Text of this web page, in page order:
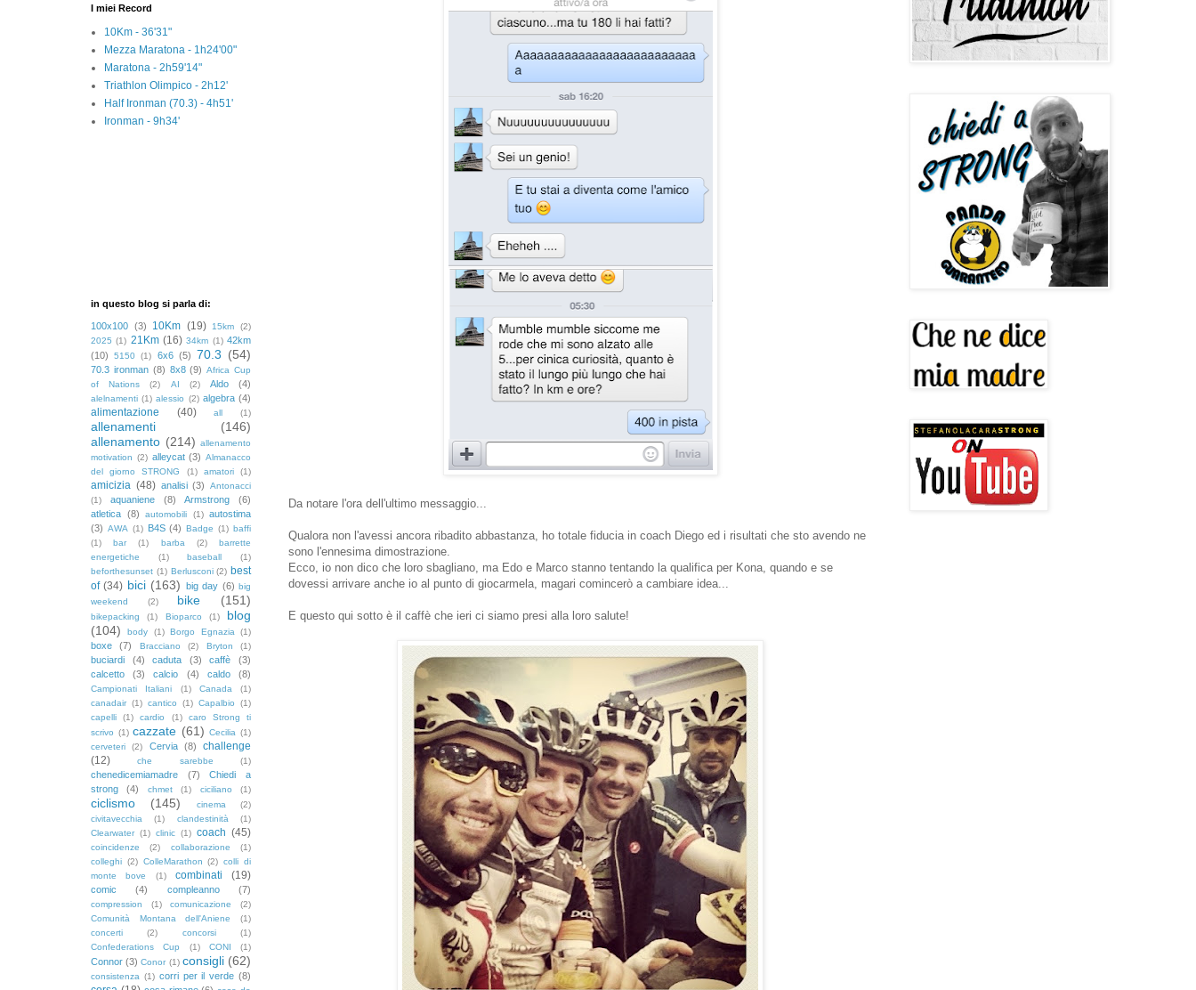
Da notare l'ora dell'ultimo messaggio...
Qualora non l'avessi ancora ribadito abbastanza, ho totale fiducia in coach Diego ed i risultati che sto avendo ne
sono l'ennesima dimostrazione.
Ecco, io non dico che loro sbagliano, ma Edo e Marco stanno tentando la qualifica per Kona, quando e se
dovessi arrivare anche io al punto di giocarmela, magari comincerò a cambiare idea...
E questo qui sotto è il caffè che ieri ci siamo presi alla loro salute!
I miei Record
10Km - 36'31"
Mezza Maratona - 1h24'00"
Maratona - 2h59'14"
Triathlon Olimpico - 2h12'
Half Ironman (70.3) - 4h51'
Ironman - 9h34'
in questo blog si parla di:
100x100 (3) 10Km (19) 15km
(2)
2025 (1) 21Km (16) 34km (1) 42km
(10)
5150 (1) 6x6 (5) 70.3 (54)
70.3 ironman (8) 8x8 (9) Africa Cup
of Nations
(2) AI (2) Aldo (4)
alelnamenti (1) alessio (2) algebra (4)
alimentazione (40) all (1)
allenamenti
(146)
allenamento (214) allenamento
motivation (2) alleycat (3) Almanacco
del giorno STRONG
(1) amatori (1)
amicizia (48) analisi (3)
Antonacci
(1)
aquaniene (8) Armstrong
(6)
atletica (8) automobili (1) autostima
(3) AWA (1) B4S (4) Badge (1) baffi
(1)
bar (1) barba (2)
barrette
energetiche
(1) baseball
(1)
beforthesunset (1) Berlusconi (2) best
of (34) bici (163) big day (6) big
weekend
(2) bike (151)
bikepacking (1) Bioparco (1)
blog
(104)
body (1) Borgo Egnazia (1)
boxe (7) Bracciano (2) Bryton (1)
buciardi (4) caduta (3) caffè
(3)
calcetto
(3) calcio (4) caldo (8)
Campionati Italiani (1) Canada
(1)
canadair (1) cantico (1) Capalbio
(1)
capelli
(1) cardio (1)
caro Strong ti
scrivo (1) cazzate (61) Cecilia (1)
cerveteri
(2) Cervia (8)
challenge
(12)
che sarebbe (1)
chenedicemiamadre (7)
Chiedi a
strong
(4) chmet (1) ciciliano (1)
ciclismo (145) cinema
(2)
civitavecchia
(1) clandestinità
(1)
Clearwater (1) clinic (1) coach (45)
coincidenze (2) collaborazione
(1)
colleghi (2) ColleMarathon (2) colli di
monte bove
(1) combinati (19)
comic (4) compleanno (7)
compression (1) comunicazione
(2)
Comunità Montana dell'Aniene
(1)
concerti
(2) concorsi
(1)
Confederations Cup
(1) CONI (1)
Connor (3) Conor (1) consigli (62)
consistenza (1) corri per il verde (8)